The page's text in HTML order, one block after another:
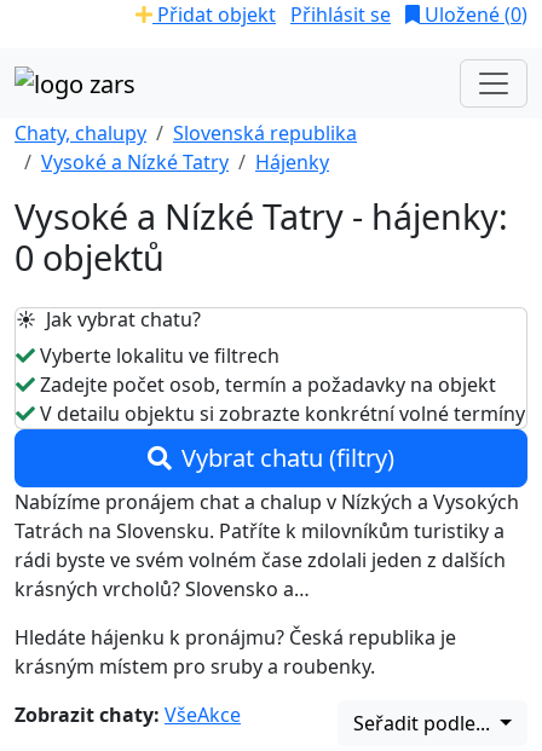
Přidat objekt Přihlásit se Uložené (0)
Chaty, chalupy
Slovenská republika
Vysoké a Nízké Tatry
Hájenky
Vysoké a Nízké Tatry - hájenky:
0 objektů
☀️ Jak vybrat chatu?
Vyberte lokalitu ve filtrech
Zadejte počet osob, termín a požadavky na objekt
V detailu objektu si zobrazte konkrétní volné termíny
Vybrat chatu (filtry)
Nabízíme pronájem chat a chalup v Nízkých a Vysokých
Tatrách na Slovensku. Patříte k milovníkům turistiky a
rádi byste ve svém volném čase zdolali jeden z dalších
krásných vrcholů? Slovensko a…
Hledáte hájenku k pronájmu? Česká republika je
krásným místem pro sruby a roubenky.
Zobrazit chaty: VšeAkce Seřadit podle...